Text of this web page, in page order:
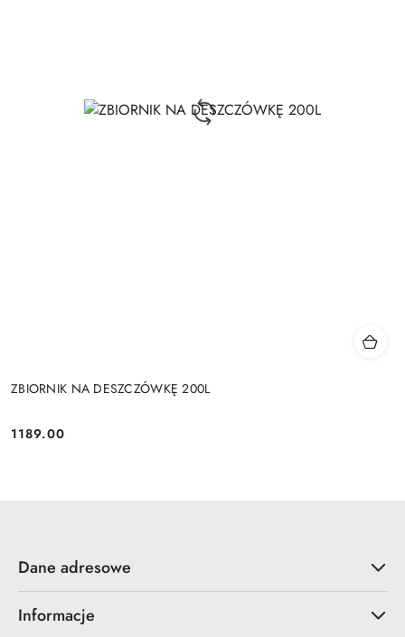
ZBIORNIK NA DESZCZÓWKĘ 200L
Cena:
1189.00
Dane adresowe
Informacje